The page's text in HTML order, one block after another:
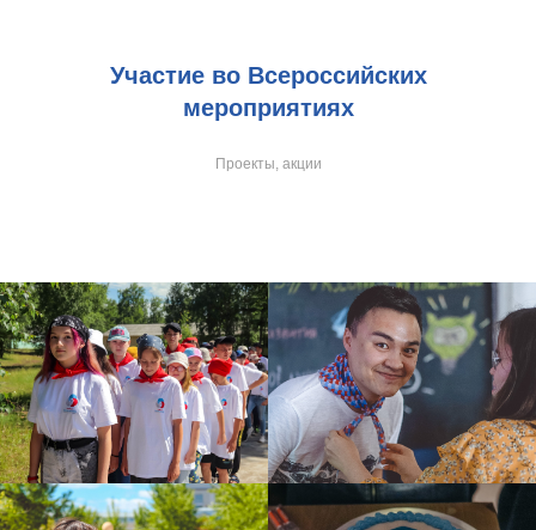
Участие во Всероссийских
мероприятиях
Проекты, акции